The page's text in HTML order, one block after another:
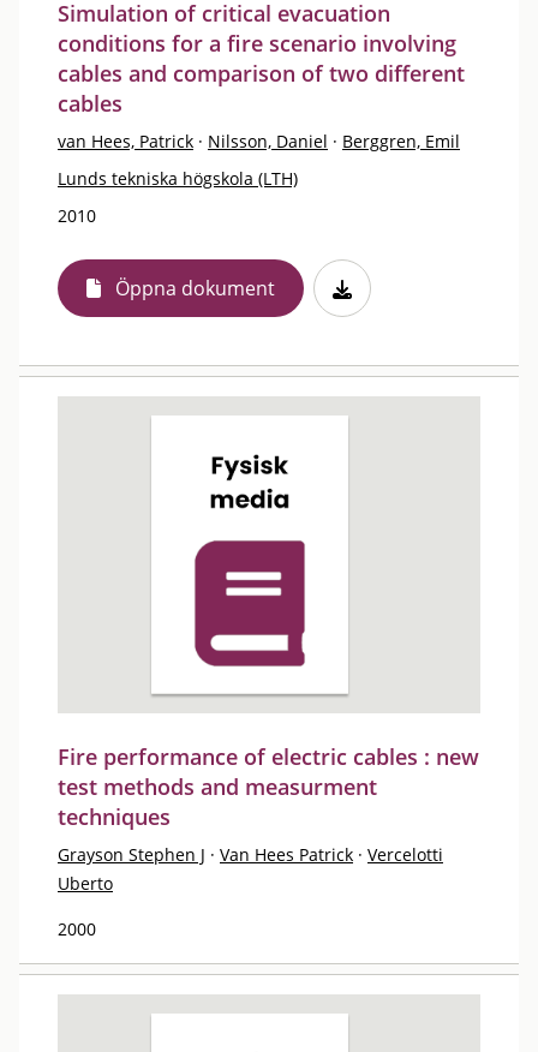
Simulation of critical evacuation
conditions for a fire scenario involving
cables and comparison of two different
cables
van Hees, Patrick · Nilsson, Daniel · Berggren, Emil
Lunds tekniska högskola (LTH)
2010
Öppna dokument
Fire performance of electric cables : new
test methods and measurment
techniques
Grayson Stephen J · Van Hees Patrick · Vercelotti
Uberto
2000